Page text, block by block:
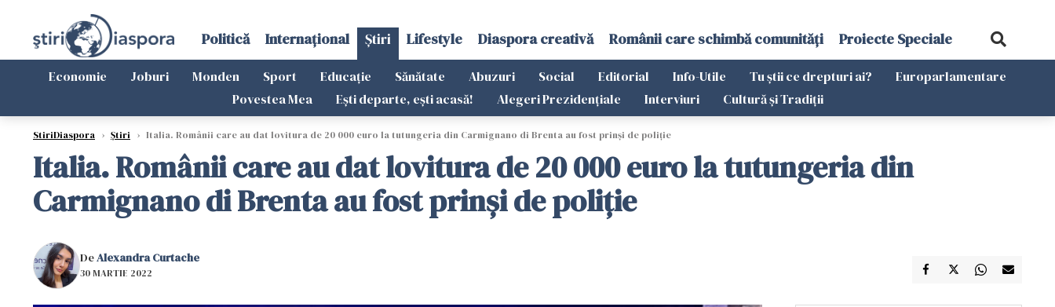
Politică Internațional Știri Lifestyle Diaspora creativă Românii care schimbă comunități Proiecte Speciale
Economie Joburi Monden Sport Educație Sănătate Abuzuri Social Editorial Info-Utile Tu știi ce drepturi ai?
Europarlamentare
Povestea Mea
Ești departe, ești acasă! Alegeri Prezidențiale Interviuri Cultură și Tradiții
StiriDiaspora › Știri › Italia. Românii care au dat lovitura de 20 000 euro la tutungeria din Carmignano di Brenta au fost prinși de poliție
Italia. Românii care au dat lovitura de 20 000 euro la tutungeria din
Carmignano di Brenta au fost prinși de poliție
DeAlexandra Curtache
30 MARTIE 2022